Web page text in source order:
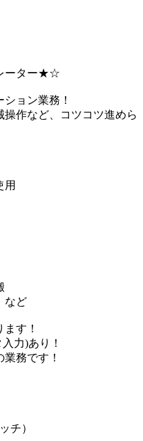
ーター★☆
ョン業務！
作など、コツコツ進めら
用
など
す！
力)あり！
務です！
チ）